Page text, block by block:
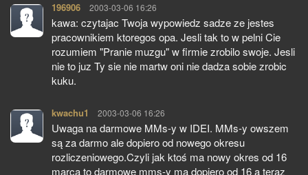
196906 pisze:
2003-03-06 16:26
kawa: czytajac Twoja wypowiedz sadze ze jestes
pracownikiem ktoregos opa. Jesli tak to w pelni Cie
rozumiem "Pranie muzgu" w firmie zrobilo swoje. Jesli
nie to juz Ty sie nie martw oni nie dadza sobie zrobic
kuku.
kwachu1 pisze:
2003-03-06 16:26
Uwaga na darmowe MMs-y w IDEI. MMs-y owszem
są za darmo ale dopiero od nowego okresu
rozliczeniowego.Czyli jak ktoś ma nowy okres od 16
marca to darmowe mms-y ma dopiero od 16 a teraz